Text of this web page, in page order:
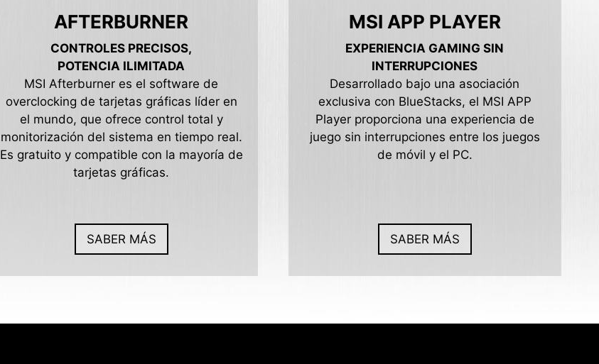
AFTERBURNER
CONTROLES PRECISOS,
POTENCIA ILIMITADA
MSI Afterburner es el software de
overclocking de tarjetas gráficas líder en
el mundo, que ofrece control total y
monitorización del sistema en tiempo real.
Es gratuito y compatible con la mayoría de
tarjetas gráficas.
SABER MÁS
MSI APP PLAYER
EXPERIENCIA GAMING SIN
INTERRUPCIONES
Desarrollado bajo una asociación
exclusiva con BlueStacks, el MSI APP
Player proporciona una experiencia de
juego sin interrupciones entre los juegos
de móvil y el PC.
SABER MÁS